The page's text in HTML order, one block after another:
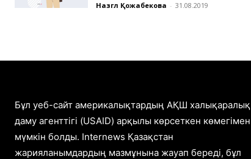
Назгүл Қожабекова - 31.08.2019
Бұл уеб-сайт америкалықтардың АҚШ халықаралық
даму агенттігі (USAID) арқылы көрсеткен көмегімен
мүмкін болды. Internews Қазақстан
жарияланымдардың мазмұнына жауап береді, бұл